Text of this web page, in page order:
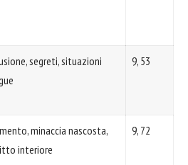
segreti, situazioni
9, 53
minaccia nascosta,
interiore
9, 72